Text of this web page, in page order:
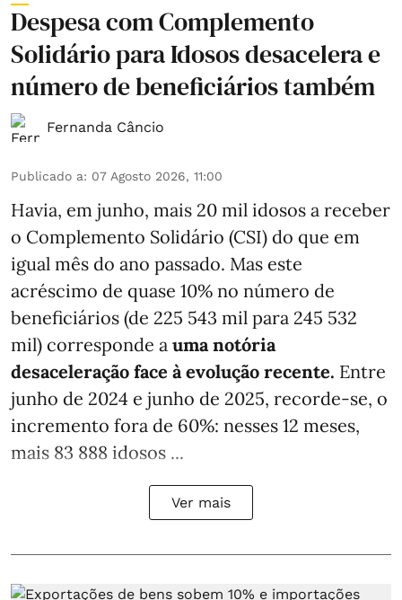
Despesa com Complemento
Solidário para Idosos desacelera e
número de beneficiários também
Fernanda Câncio
Publicado a: 07 Agosto 2026, 11:00
Havia, em junho, mais 20 mil idosos a receber
o Complemento Solidário (CSI) do que em
igual mês do ano passado. Mas este
acréscimo de quase 10% no número de
beneficiários (de 225 543 mil para 245 532
mil) corresponde a uma notória
desaceleração face à evolução recente. Entre
junho de 2024 e junho de 2025, recorde-se, o
incremento fora de 60%: nesses 12 meses,
mais 83 888 idosos ...
Ver mais